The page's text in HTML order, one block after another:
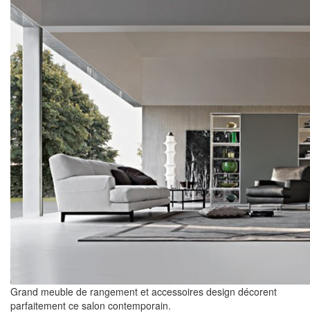
Grand meuble de rangement et accessoires design décorent
parfaitement ce salon contemporain.